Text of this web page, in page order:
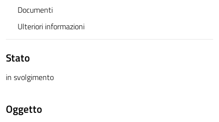
Documenti
Ulteriori informazioni
Stato
in svolgimento
Oggetto